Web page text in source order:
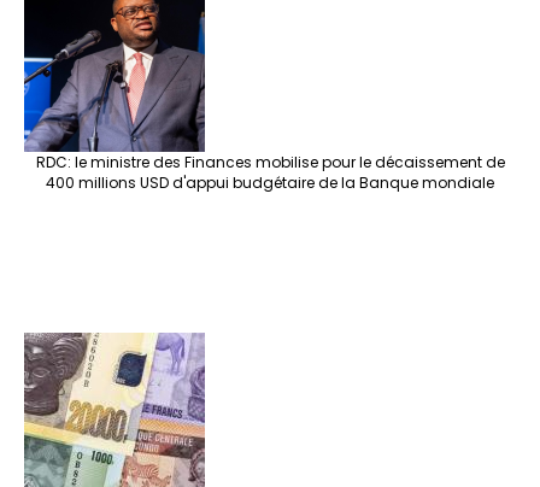
RDC: le ministre des Finances mobilise pour le décaissement de
400 millions USD d'appui budgétaire de la Banque mondiale